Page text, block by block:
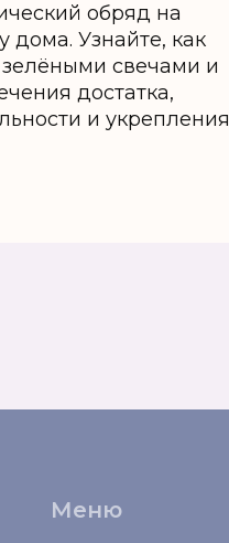
обряд на
дома. Узнайте, как
свечами и
достатка,
и укрепления
Меню